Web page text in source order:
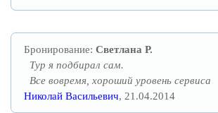
Бронирование: Светлана Р.
Тур я подбирал сам.
Все вовремя, хороший уровень сервиса
Николай Васильевич, 21.04.2014